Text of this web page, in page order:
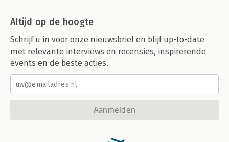
Altijd op de hoogte
Schrijf u in voor onze nieuwsbrief en blijf up-to-date
met relevante interviews en recensies, inspirerende
events en de beste acties.
Aanmelden